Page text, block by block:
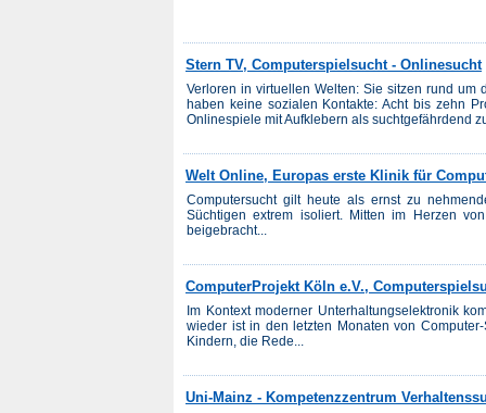
Stern TV, Computerspielsucht - Onlinesucht
Verloren in virtuellen Welten: Sie sitzen rund um
haben keine sozialen Kontakte: Acht bis zehn
Onlinespiele mit Aufklebern als suchtgefährdend
Welt Online, Europas erste Klinik für
Computersucht gilt heute als ernst zu
Süchtigen extrem isoliert. Mitten im Herzen
beigebracht...
ComputerProjekt Köln e.V.,
Im Kontext moderner Unterhaltungselektronik
wieder ist in den letzten Monaten von
Kindern, die Rede...
Uni-Mainz - Kompetenzzentrum